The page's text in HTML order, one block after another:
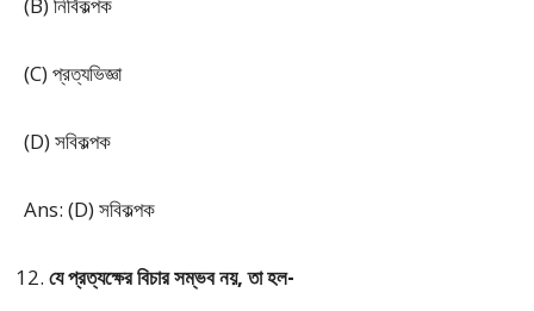
(C) প্রত্যভিজ্ঞা
(D) সবিকল্পক
Ans: (D) সবিকল্পক
যে প্রত্যক্ষের বিচার সম্ভব নয়, তা হল-